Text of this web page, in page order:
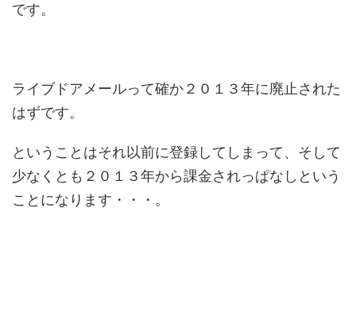
です。
ライブドアメールって確か２０１３年に廃止された
はずです。
ということはそれ以前に登録してしまって、そして
少なくとも２０１３年から課金されっぱなしという
ことになります・・・。